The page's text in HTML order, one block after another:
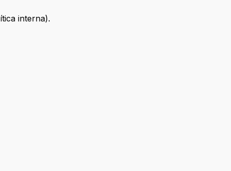
interna).